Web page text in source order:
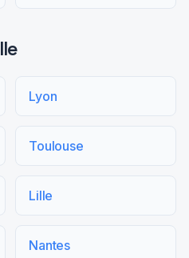
Lyon
Toulouse
Lille
Nantes